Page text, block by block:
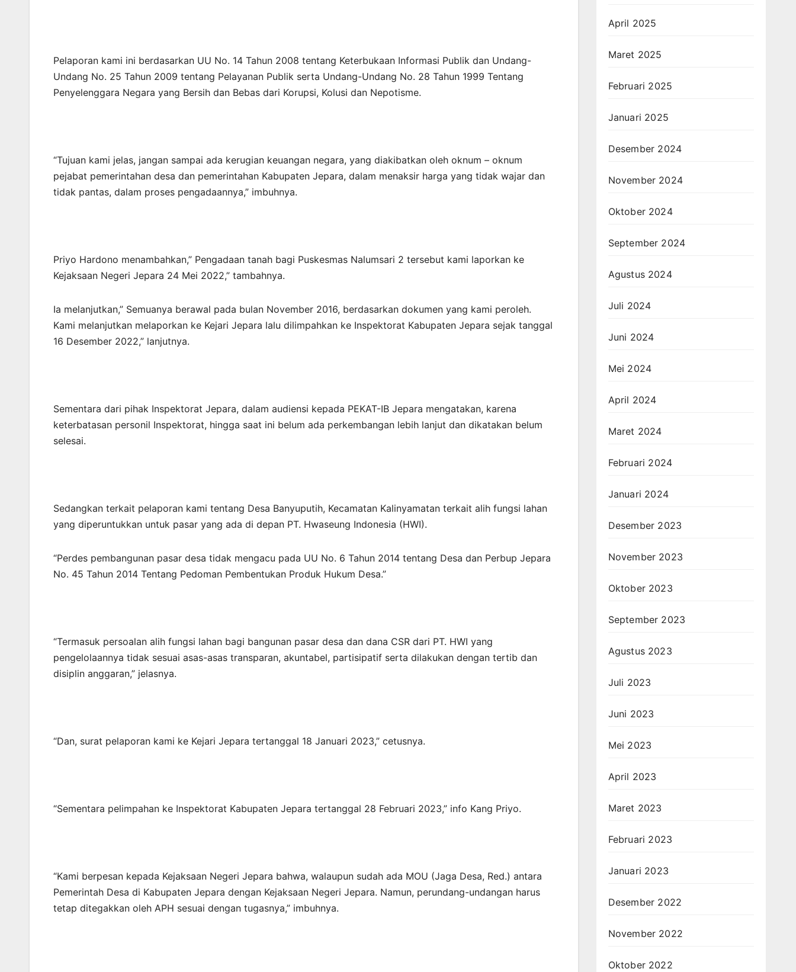
Pelaporan kami ini berdasarkan UU No. 14 Tahun 2008 tentang Keterbukaan Informasi Publik dan Undang-
Undang No. 25 Tahun 2009 tentang Pelayanan Publik serta Undang-Undang No. 28 Tahun 1999 Tentang
Penyelenggara Negara yang Bersih dan Bebas dari Korupsi, Kolusi dan Nepotisme.
“Tujuan kami jelas, jangan sampai ada kerugian keuangan negara, yang diakibatkan oleh oknum – oknum
pejabat pemerintahan desa dan pemerintahan Kabupaten Jepara, dalam menaksir harga yang tidak wajar dan
tidak pantas, dalam proses pengadaannya,” imbuhnya.
Priyo Hardono menambahkan,” Pengadaan tanah bagi Puskesmas Nalumsari 2 tersebut kami laporkan ke
Kejaksaan Negeri Jepara 24 Mei 2022,” tambahnya.
Ia melanjutkan,” Semuanya berawal pada bulan November 2016, berdasarkan dokumen yang kami peroleh.
Kami melanjutkan melaporkan ke Kejari Jepara lalu dilimpahkan ke Inspektorat Kabupaten Jepara sejak tanggal
16 Desember 2022,” lanjutnya.
Sementara dari pihak Inspektorat Jepara, dalam audiensi kepada PEKAT-IB Jepara mengatakan, karena
keterbatasan personil Inspektorat, hingga saat ini belum ada perkembangan lebih lanjut dan dikatakan belum
selesai.
Sedangkan terkait pelaporan kami tentang Desa Banyuputih, Kecamatan Kalinyamatan terkait alih fungsi lahan
yang diperuntukkan untuk pasar yang ada di depan PT. Hwaseung Indonesia (HWI).
“Perdes pembangunan pasar desa tidak mengacu pada UU No. 6 Tahun 2014 tentang Desa dan Perbup Jepara
No. 45 Tahun 2014 Tentang Pedoman Pembentukan Produk Hukum Desa.”
“Termasuk persoalan alih fungsi lahan bagi bangunan pasar desa dan dana CSR dari PT. HWI yang
pengelolaannya tidak sesuai asas-asas transparan, akuntabel, partisipatif serta dilakukan dengan tertib dan
disiplin anggaran,” jelasnya.
“Dan, surat pelaporan kami ke Kejari Jepara tertanggal 18 Januari 2023,” cetusnya.
“Sementara pelimpahan ke Inspektorat Kabupaten Jepara tertanggal 28 Februari 2023,” info Kang Priyo.
“Kami berpesan kepada Kejaksaan Negeri Jepara bahwa, walaupun sudah ada MOU (Jaga Desa, Red.) antara
Pemerintah Desa di Kabupaten Jepara dengan Kejaksaan Negeri Jepara. Namun, perundang-undangan harus
tetap ditegakkan oleh APH sesuai dengan tugasnya,” imbuhnya.
April 2025
Maret 2025
Februari 2025
Januari 2025
Desember 2024
November 2024
Oktober 2024
September 2024
Agustus 2024
Juli 2024
Juni 2024
Mei 2024
April 2024
Maret 2024
Februari 2024
Januari 2024
Desember 2023
November 2023
Oktober 2023
September 2023
Agustus 2023
Juli 2023
Juni 2023
Mei 2023
April 2023
Maret 2023
Februari 2023
Januari 2023
Desember 2022
November 2022
Oktober 2022